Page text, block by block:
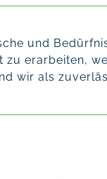
und
erarbeiten,
wir als